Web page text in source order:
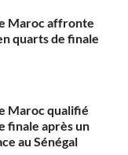
Maroc affronte
quarts de finale
Maroc qualifié
finale après un
au Sénégal